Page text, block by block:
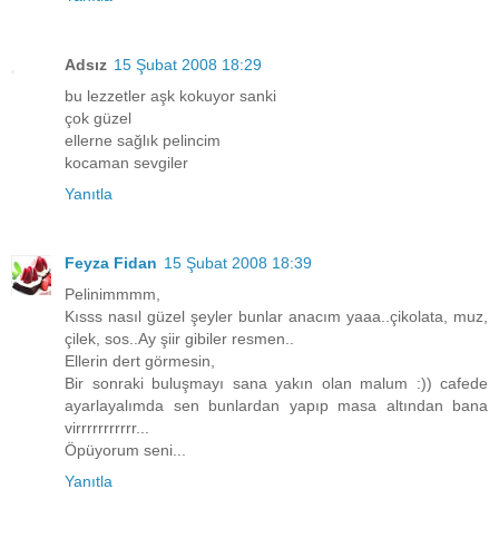
Adsız 15 Şubat 2008 18:29
bu lezzetler aşk kokuyor sanki
çok güzel
ellerne sağlık pelincim
kocaman sevgiler
Yanıtla
Feyza Fidan 15 Şubat 2008 18:39
Pelinimmmm,
Kısss nasıl güzel şeyler bunlar anacım yaaa..çikolata, muz,
çilek, sos..Ay şiir gibiler resmen..
Ellerin dert görmesin,
Bir sonraki buluşmayı sana yakın olan malum :)) cafede
ayarlayalımda sen bunlardan yapıp masa altından bana
virrrrrrrrrrr...
Öpüyorum seni...
Yanıtla